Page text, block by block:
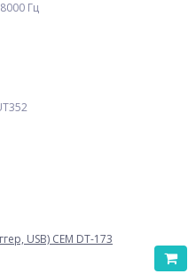
Гц
USB) CEM DT-173